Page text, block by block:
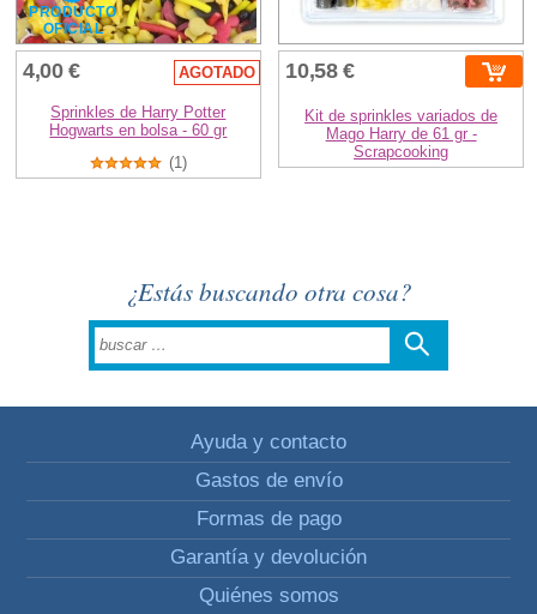
PRODUCTO
OFICIAL
4,00 € AGOTADO
Sprinkles de Harry Potter
Hogwarts en bolsa - 60 gr
(1)
10,58 €
Kit de sprinkles variados de
Mago Harry de 61 gr -
Scrapcooking
¿Estás buscando otra cosa?
Ayuda y contacto
Gastos de envío
Formas de pago
Garantía y devolución
Quiénes somos